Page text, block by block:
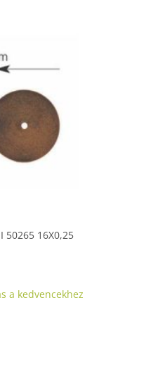
50265 16X0,25
a kedvencekhez